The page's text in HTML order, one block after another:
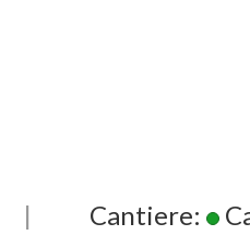
| Cantiere: